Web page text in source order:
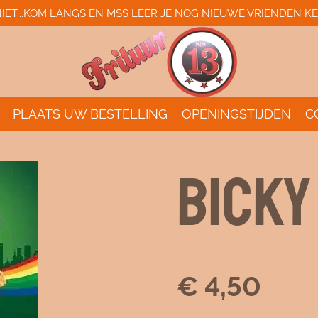
LANGS EN MSS LEER JE NOG NIEUWE VRIENDEN
PLAATS UW BESTELLING OPENINGSTIJDEN
€ 4,50